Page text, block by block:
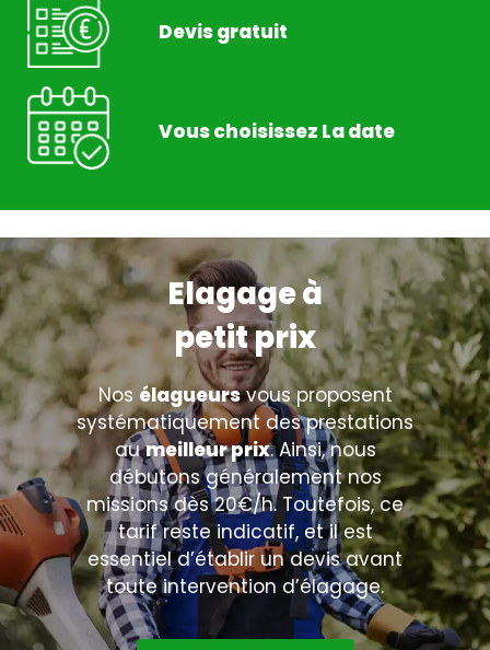
Devis gratuit
Vous choisissez La date
Elagage à
petit prix
Nos élagueursvous proposent
systématiquement des prestations
aumeilleur prix. Ainsi, nous
débutons généralement nos
missions dès 20€/h. Toutefois, ce
tarif reste indicatif, et il est
essentiel d’établir un devis avant
toute intervention d’élagage.